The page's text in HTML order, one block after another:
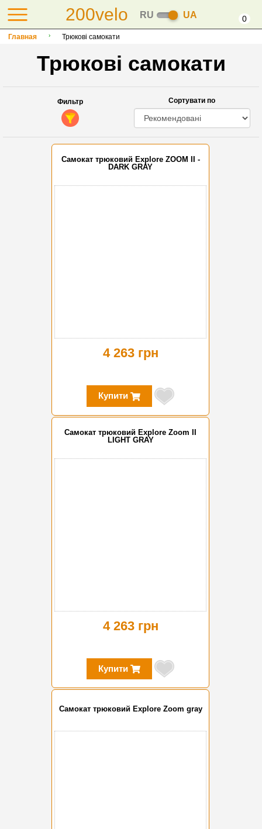
200velo RU UA 0
Главная Трюкові самокати
Трюкові самокати
Фильтр Сортувати по
Самокат трюковий Explore ZOOM II -
DARK GRAY
4 263 грн
Купити
Самокат трюковий Explore Zoom II
LIGHT GRAY
4 263 грн
Купити
Самокат трюковий Explore Zoom gray